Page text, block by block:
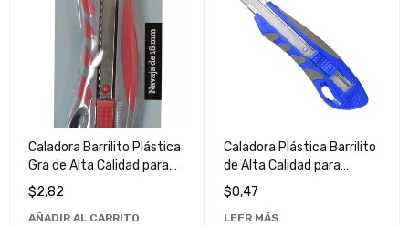
Caladora Barrilito Plástica
Gra de Alta Calidad para
Trabajos de Bricolaje y
Profesionales
$2,82
AÑADIR AL CARRITO
Caladora Plástica Barrilito
de Alta Calidad para
Trabajos de Bricolaje
$0,47
LEER MÁS